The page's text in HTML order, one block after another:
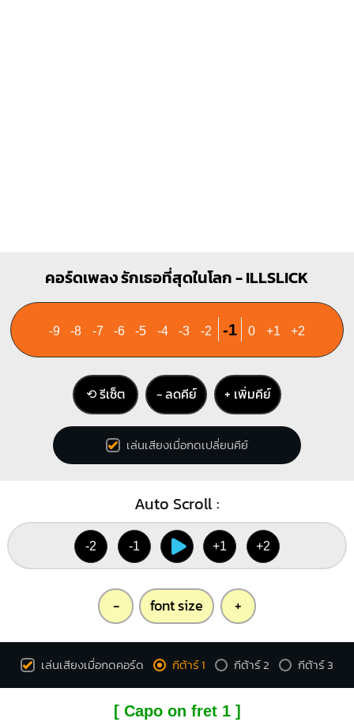
คอร์ดเพลง รักเธอที่สุดในโลก - ILLSLICK
-9 -8 -7 -6 -5 -4 -3 -2 -1 0 +1 +2
⟲ รีเซ็ต − ลดคีย์ + เพิ่มคีย์
เล่นเสียงเมื่อกดเปลี่ยนคีย์
Auto Scroll :
-2 -1 +1 +2
- font size +
เล่นเสียงเมื่อกดคอร์ด กีต้าร์ 1 กีต้าร์ 2 กีต้าร์ 3
[ Capo on fret 1 ]